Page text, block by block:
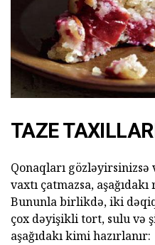
TAZE
Qonaqları gözləyirsinizsə
vaxtı çatmazsa,
Bununla birlikdə, iki
çox dəyişikli tort, sulu və
aşağıdakı kimi hazırlanır: